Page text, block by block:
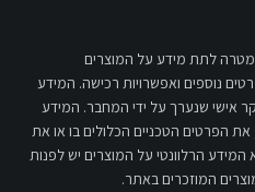
לתת מידע על המוצרים
נוספים ואפשרויות רכישה. המידע
אישי שנערך על ידי המחבר. המידע
הפרטים הטכניים הכלולים בו או את
הרלוונטי על המוצרים יש לפנות
המוזכרים באתר.